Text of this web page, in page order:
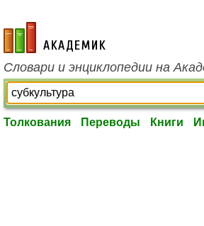
academic.ru
Словари и энциклопедии на
Толкования Переводы Книги